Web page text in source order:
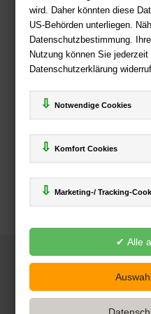
wird. Daher könnten diese
US-Behörden unterliegen.
Datenschutzbestimmung.
Nutzung können Sie
Datenschutzerklärung
Notwendige Cookies
Komfort Cookies
Marketing-/ Tracking-
Zahlweisen
Deutsche-
www.deutsche-
Handelsgesellschaft
Powered by Inooga